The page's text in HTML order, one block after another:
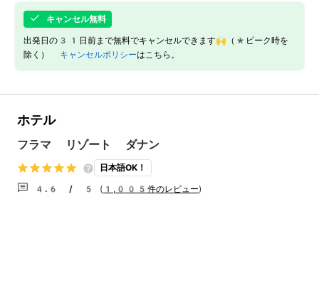
キャンセル無料
出発日の31日前まで無料でキャンセルできます🙌（*ピーク時を
除く） キャンセルポリシーはこちら。
ホテル
フラマ リゾート ダナン
日本語OK！
4.6 / 5 ( 1,005件のレビュー)